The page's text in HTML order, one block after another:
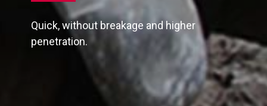
Quick, without breakage and higher
penetration.